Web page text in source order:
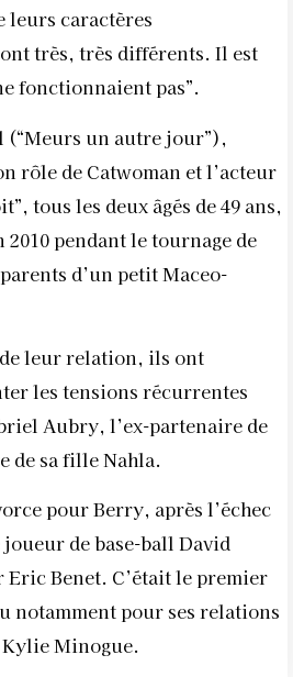
leurs caractères
très, très différents. Il est
fonctionnaient pas”.
(“Meurs un autre jour”),
rôle de Catwoman et l’acteur
tous les deux âgés de 49 ans,
pendant le tournage de
d’un petit Maceo-
leur relation, ils ont
les tensions récurrentes
Aubry, l’ex-partenaire de
de sa fille Nahla.
pour Berry, après l’échec
joueur de base-ball David
Eric Benet. C’était le premier
notamment pour ses relations
Minogue.